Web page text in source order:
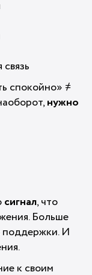
спокойно» ≠
нужно
сигнал, что
Больше
поддержки. И
к своим